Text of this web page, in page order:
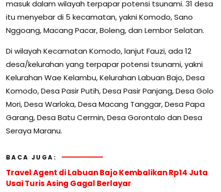
masuk dalam wilayah terpapar potensi tsunami. 31 desa
itu menyebar di 5 kecamatan, yakni Komodo, Sano
Nggoang, Macang Pacar, Boleng, dan Lembor Selatan.
Di wilayah Kecamatan Komodo, lanjut Fauzi, ada 12
desa/kelurahan yang terpapar potensi tsunami, yakni
Kelurahan Wae Kelambu, Kelurahan Labuan Bajo, Desa
Komodo, Desa Pasir Putih, Desa Pasir Panjang, Desa Golo
Mori, Desa Warloka, Desa Macang Tanggar, Desa Papa
Garang, Desa Batu Cermin, Desa Gorontalo dan Desa
Seraya Maranu.
BACA JUGA:
Travel Agent di Labuan Bajo Kembalikan Rp14 Juta
Usai Turis Asing Gagal Berlayar